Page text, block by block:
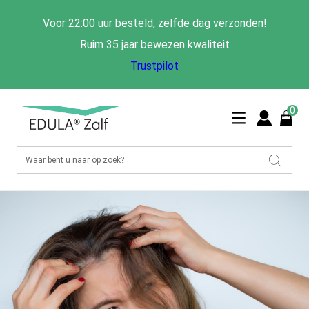
Voor 22:00 uur besteld, zelfde dag verzonden!
Ruim 35 jaar bewezen kwaliteit
Trustpilot
0